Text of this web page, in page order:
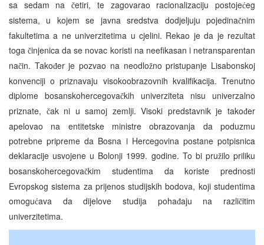
sa sedam načetiri, te zagovarao racionalizaciju postojećeg
sistema, u kojem se javna sredstva dodjeljuju pojedinačnim
fakultetima a ne univerzitetima u cjelini. Rekao je da je rezultat
togačinjenica da se novac koristi na neefikasan i netransparentan
način. Također je pozvao na neodložno pristupanje Lisabonskoj
konvenciji o priznavaju visokoobrazovnih kvalifikacija. Trenutno
diplome bosanskohercegovačkih univerziteta nisu univerzalno
priznate,
čak ni u samoj zemlji. Visoki predstavnik je također
apelovao na entitetske ministre obrazovanja da poduzmu
potrebne pripreme da Bosna i Hercegovina postane potpisnica
deklaracije usvojene u Bolonji 1999. godine. To bi pružilo priliku
bosanskohercegovačkim studentima da koriste prednosti
Evropskog sistema za prijenos studijskih bodova, koji studentima
omogućava da dijelove studija pohađaju na različitim
univerzitetima.